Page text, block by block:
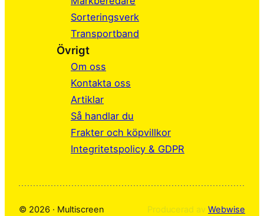
o
e
d
I
n
a
g
r
a
m
Sorteringsverk
Transportband
Övrigt
Om oss
Kontakta oss
Artiklar
Så handlar du
Frakter och köpvillkor
Integritetspolicy & GDPR
© 2026 · Multiscreen Producerad av Webwise